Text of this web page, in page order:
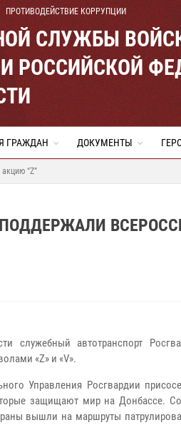
ПРОТИВОДЕЙСТВИЕ КОРРУПЦИИ
СЛУЖБЫ
РОССИЙСКОЙ
ГРАЖДАН ДОКУМЕНТЫ
“Z”
служебный автотранспорт
«Z» и «V».
Управления Росгвардии
защищают мир на Донбассе.
вышли на маршруты